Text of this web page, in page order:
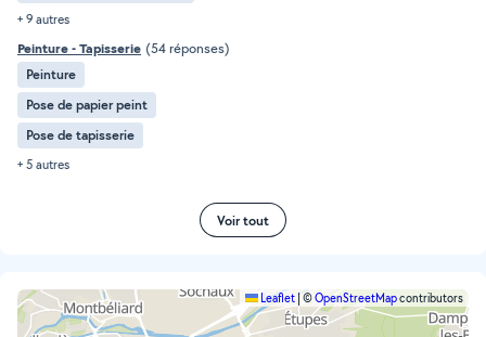
+ 9 autres
Peinture - Tapisserie (54 réponses)
Peinture
Pose de papier peint
Pose de tapisserie
+ 5 autres
Voir tout
Leaflet|©OpenStreetMapcontributors